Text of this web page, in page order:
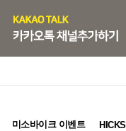
미소바이크 이벤트 HICKS